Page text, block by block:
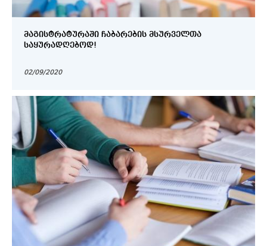
ᲛᲐᲒᲘᲡᲢᲠᲐᲢᲣᲠᲐᲨᲘ ᲩᲐᲑᲐᲠᲔᲑᲘᲡ ᲛᲡᲣᲠᲕᲔᲚᲗᲐ
ᲡᲐᲧᲣᲠᲐᲓᲦᲔᲑᲝᲓ!
02/09/2020